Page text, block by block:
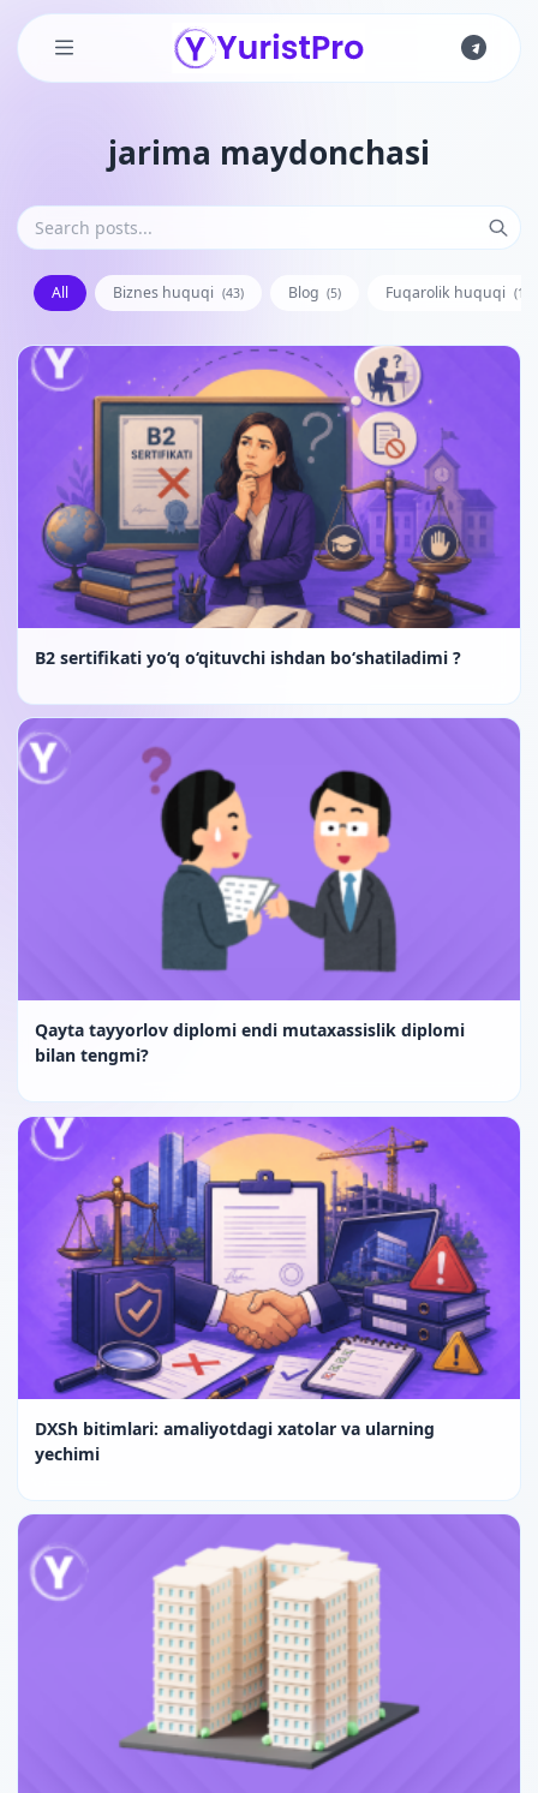
jarima maydonchasi
All Biznes huquqi (43) Blog (5) Fuqarolik huquqi
B2 sertifikati yo‘q o‘qituvchi ishdan bo‘shatiladimi ?
Qayta tayyorlov diplomi endi mutaxassislik diplomi
bilan tengmi?
DXSh bitimlari: amaliyotdagi xatolar va ularning
yechimi